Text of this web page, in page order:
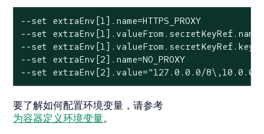
--set extraEnv[1].name=HTTPS_PROXY
--set
--set
--set extraEnv[2].name=NO_PROXY
--set extraEnv[2].value="127.0.0.0/
要了解如何配置环境变量，请参考
为容器定义环境变量。